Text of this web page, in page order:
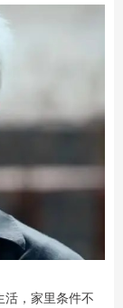
，家里条件不